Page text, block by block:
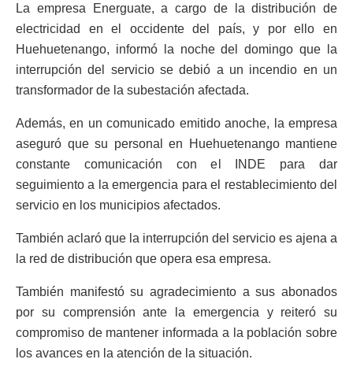
La empresa Energuate, a cargo de la distribución de
electricidad en el occidente del país, y por ello en
Huehuetenango, informó la noche del domingo que la
interrupción del servicio se debió a un incendio en un
transformador de la subestación afectada.
Además, en un comunicado emitido anoche, la empresa
aseguró que su personal en Huehuetenango mantiene
constante comunicación con el INDE para dar
seguimiento a la emergencia para el restablecimiento del
servicio en los municipios afectados.
También aclaró que la interrupción del servicio es ajena a
la red de distribución que opera esa empresa.
También manifestó su agradecimiento a sus abonados
por su comprensión ante la emergencia y reiteró su
compromiso de mantener informada a la población sobre
los avances en la atención de la situación.